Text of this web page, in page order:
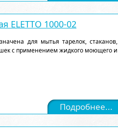
ELETTO 1000-02
для мытья тарелок, стаканов,
с применением жидкого моющего и
Подробнее...